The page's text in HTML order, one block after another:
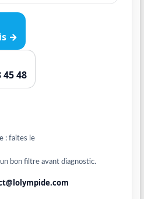
→
45 48
: faites le
bon filtre avant diagnostic.